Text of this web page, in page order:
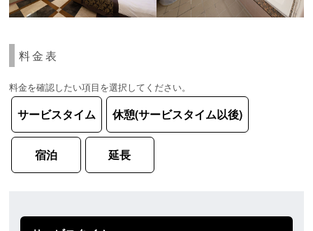
料金表
料金を確認したい項目を選択してください。
サービスタイム 休憩(サービスタイム以後)
宿泊 延長